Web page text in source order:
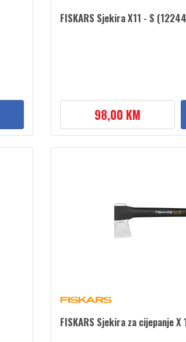
FISKARS Sjekira X11 - S
98,00 KM
FISKARS Sjekira za cijepanje